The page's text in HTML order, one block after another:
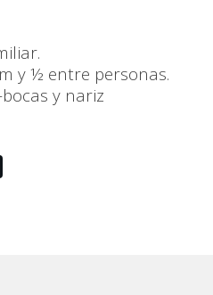
y ½ entre personas.
y nariz